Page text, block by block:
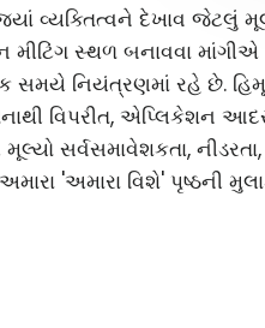
જ્યાં વ્યક્તિત્વને દેખાવ
સ્થળ બનાવવા માંગીએ
સમયે નિયંત્રણમાં રહે છે.
વિપરીત, એપ્લિકેશન
સર્વસમાવેશકતા,
'અમારા વિશે' પૃષ્ઠની